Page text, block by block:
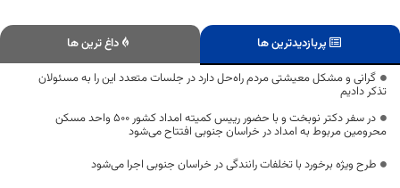
پربازدیدترین ها
داغ ترین ها
گرانی و مشکل معیشتی مردم راه‌حل دارد در جلسات متعدد این را به مسئولان
تذکر دادیم
در سفر دکتر نوبخت و با حضور رییس کمیته امداد کشور 500 واحد مسکن
محرومین مربوط به امداد در خراسان جنوبی افتتاح می‌شود
طرح ویژه برخورد با تخلفات رانندگی در خراسان جنوبی اجرا می‌شود